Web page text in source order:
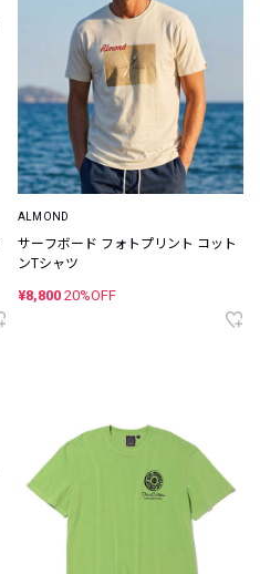
ALMOND
サーフボード フォトプリント コット
ンTシャツ
¥8,800 20%OFF